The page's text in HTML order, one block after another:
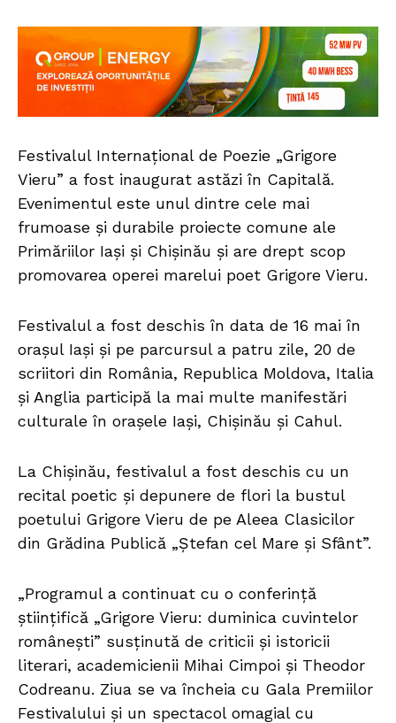
Festivalul Internațional de Poezie „Grigore
Vieru” a fost inaugurat astăzi în Capitală.
Evenimentul este unul dintre cele mai
frumoase și durabile proiecte comune ale
Primăriilor Iași și Chișinău și are drept scop
promovarea operei marelui poet Grigore Vieru.
Festivalul a fost deschis în data de 16 mai în
orașul Iași și pe parcursul a patru zile, 20 de
scriitori din România, Republica Moldova, Italia
și Anglia participă la mai multe manifestări
culturale în orașele Iaşi, Chişinău și Cahul.
La Chișinău, festivalul a fost deschis cu un
recital poetic și depunere de flori la bustul
poetului Grigore Vieru de pe Aleea Clasicilor
din Grădina Publică „Ștefan cel Mare şi Sfânt”.
„Programul a continuat cu o conferință
științifică „Grigore Vieru: duminica cuvintelor
românești” susținută de criticii și istoricii
literari, academicienii Mihai Cimpoi și Theodor
Codreanu. Ziua se va încheia cu Gala Premiilor
Festivalului şi un spectacol omagial cu